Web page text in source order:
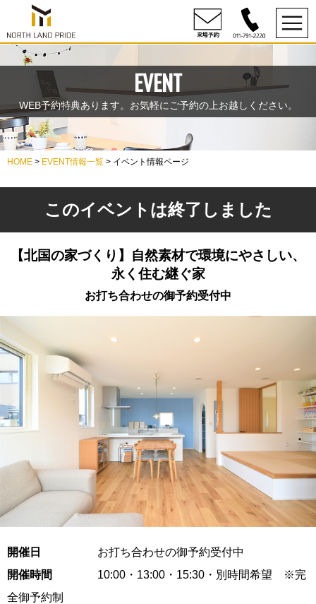
EVENT
WEB予約特典あります。お気軽にご予約の上お越しください。
HOME > EVENT情報一覧 > イベント情報ページ
このイベントは終了しました
【北国の家づくり】自然素材で環境にやさしい、
永く住む継ぐ家
お打ち合わせの御予約受付中
開催日
お打ち合わせの御予約受付中
開催時間
10:00・13:00・15:30・別時間希望 ※完
全御予約制